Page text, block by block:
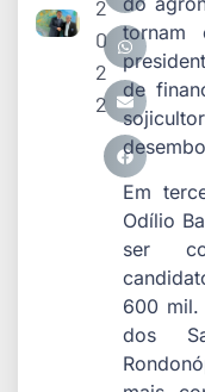
2
0
2
2
tornam
de
Em
Odílio
ser
600 mil.
dos